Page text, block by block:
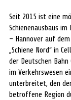
Seit 2015 ist eine
Schienenausbaus
– Hannover auf
„Schiene Nord“ in
der Deutschen
im Verkehrswesen
unterbreitet, den
betroffene Region